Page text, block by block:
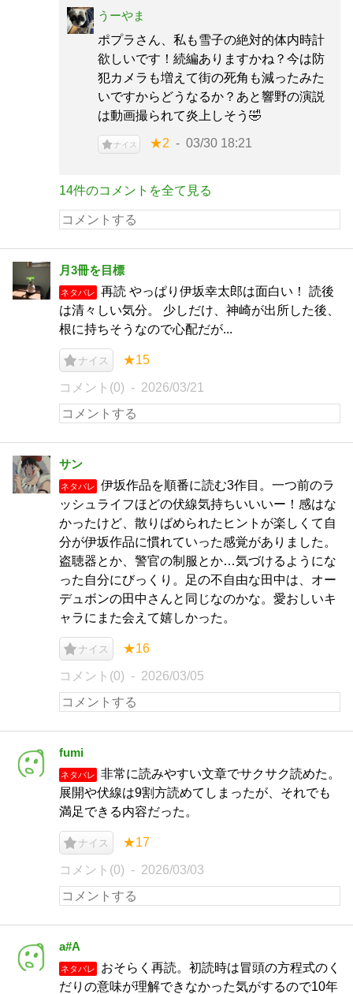
うーやま
ポプラさん、私も雪子の絶対的体内時計
欲しいです！続編ありますかね？今は防
犯カメラも増えて街の死角も減ったみた
いですからどうなるか？あと響野の演説
は動画撮られて炎上しそう🤣
ナイス ★2 03/30 18:21
14件のコメントを全て見る
月3冊を目標
ネタバレ
再読 やっぱり伊坂幸太郎は面白い！ 読後
は清々しい気分。 少しだけ、神崎が出所した後、
根に持ちそうなので心配だが...
ナイス ★15
コメント(0) 2026/03/21
サン
ネタバレ
伊坂作品を順番に読む3作目。一つ前のラ
ッシュライフほどの伏線気持ちいいいー！感はな
かったけど、散りばめられたヒントが楽しくて自
分が伊坂作品に慣れていった感覚がありました。
盗聴器とか、警官の制服とか…気づけるようにな
った自分にびっくり。足の不自由な田中は、オー
デュボンの田中さんと同じなのかな。愛おしいキ
ャラにまた会えて嬉しかった。
ナイス ★16
コメント(0) 2026/03/05
fumi
ネタバレ
非常に読みやすい文章でサクサク読めた。
展開や伏線は9割方読めてしまったが、それでも
満足できる内容だった。
ナイス ★17
コメント(0) 2026/03/03
a#A
ネタバレ
おそらく再読。初読時は冒頭の方程式のく
だりの意味が理解できなかった気がするので10年